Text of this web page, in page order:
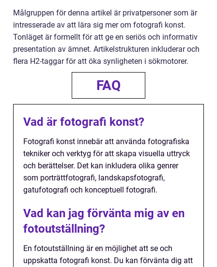
Målgruppen för denna artikel är privatpersoner som är
intresserade av att lära sig mer om fotografi konst.
Tonläget är formellt för att ge en seriös och informativ
presentation av ämnet. Artikelstrukturen inkluderar och
flera H2-taggar för att öka synligheten i sökmotorer.
FAQ
Vad är fotografi konst?
Fotografi konst innebär att använda fotografiska
tekniker och verktyg för att skapa visuella uttryck
och berättelser. Det kan inkludera olika genrer
som porträttfotografi, landskapsfotografi,
gatufotografi och konceptuell fotografi.
Vad kan jag förvänta mig av en
fotoutställning?
En fotoutställning är en möjlighet att se och
uppskatta fotografi konst. Du kan förvänta dig att